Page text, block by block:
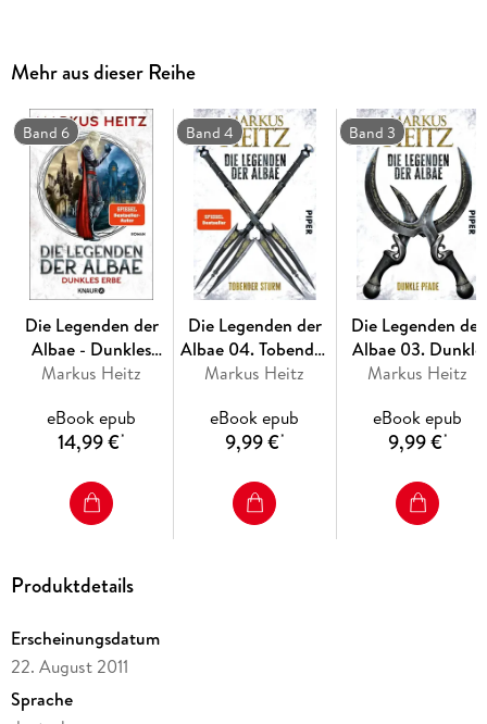
Mehr aus dieser Reihe
Band 6
Die Legenden der
Albae - Dunkles
Erbe
Markus Heitz
eBook epub
14,99 €*
Band 4
Die Legenden der
Albae 04. Tobender
Sturm
Markus Heitz
eBook epub
9,99 €*
Band 3
Die Legenden der
Albae 03. Dunkle
Pfade
Markus Heitz
eBook epub
9,99 €*
Produktdetails
Erscheinungsdatum
22. August 2011
Sprache